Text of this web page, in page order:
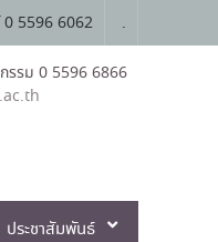
5596 6062 .
รรม 0 5596 6866
ประชาสัมพันธ์